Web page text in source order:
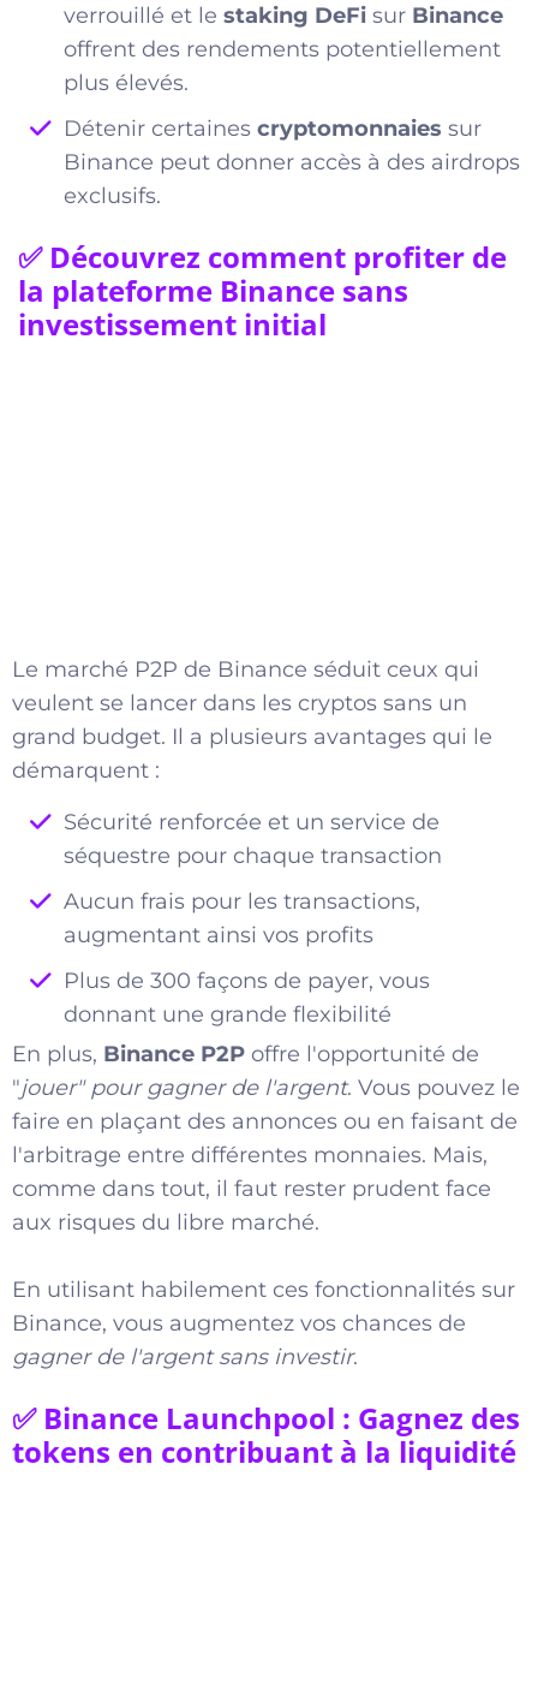
verrouillé et le staking DeFi sur Binance
offrent des rendements potentiellement
plus élevés.
Détenir certaines cryptomonnaies sur
Binance peut donner accès à des airdrops
exclusifs.
✅ Découvrez comment profiter de
la plateforme Binance sans
investissement initial
Le marché P2P de Binance séduit ceux qui
veulent se lancer dans les cryptos sans un
grand budget. Il a plusieurs avantages qui le
démarquent :
Sécurité renforcée et un service de
séquestre pour chaque transaction
Aucun frais pour les transactions,
augmentant ainsi vos profits
Plus de 300 façons de payer, vous
donnant une grande flexibilité
En plus, Binance P2P offre l'opportunité de
"jouer" pour gagner de l'argent. Vous pouvez le
faire en plaçant des annonces ou en faisant de
l'arbitrage entre différentes monnaies. Mais,
comme dans tout, il faut rester prudent face
aux risques du libre marché.
En utilisant habilement ces fonctionnalités sur
Binance, vous augmentez vos chances de
gagner de l'argent sans investir.
✅ Binance Launchpool : Gagnez des
tokens en contribuant à la liquidité